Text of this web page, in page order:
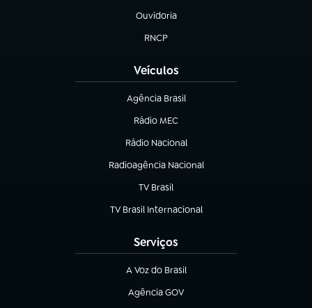
Ouvidoria
(abre em nova aba)
RNCP
(abre em nova aba)
Veículos
Agência Brasil
(abre em nova aba)
Rádio MEC
(abre em nova aba)
Rádio Nacional
Radioagência Nacional
(abre em nova aba)
TV Brasil
(abre em nova aba)
TV Brasil Internacional
(abre em nova aba)
Serviços
A Voz do Brasil
(abre em nova aba)
Agência GOV
(abre em nova aba)